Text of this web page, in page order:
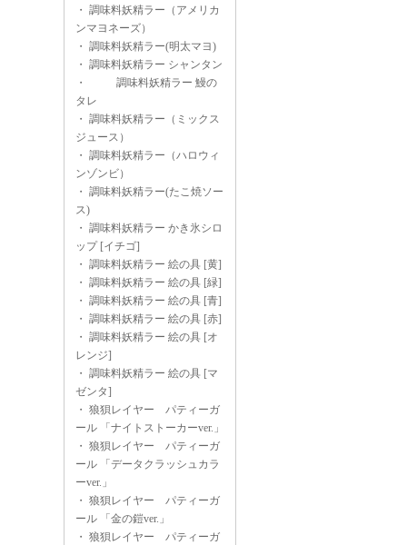
・ 調味料妖精ラー（アメリカ
ンマヨネーズ）
・ 調味料妖精ラー(明太マヨ)
・ 調味料妖精ラー シャンタン
・
調味料妖精ラー 鰻の
タレ
・ 調味料妖精ラー（ミックス
ジュース）
・ 調味料妖精ラー（ハロウィ
ンゾンビ）
・ 調味料妖精ラー(たこ焼ソー
ス)
・ 調味料妖精ラー かき氷シロ
ップ [イチゴ]
・ 調味料妖精ラー 絵の具 [黄]
・ 調味料妖精ラー 絵の具 [緑]
・ 調味料妖精ラー 絵の具 [青]
・ 調味料妖精ラー 絵の具 [赤]
・ 調味料妖精ラー 絵の具 [オ
レンジ]
・ 調味料妖精ラー 絵の具 [マ
ゼンタ]
・ 狼狽レイヤー パティーガ
ール 「ナイトストーカーver.」
・ 狼狽レイヤー パティーガ
ール 「データクラッシュカラ
ーver.」
・ 狼狽レイヤー パティーガ
ール 「金の鎧ver.」
・ 狼狽レイヤー パティーガ